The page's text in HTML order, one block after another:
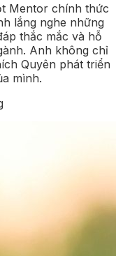
Mentor chính thức
lắng nghe những
thắc mắc và hỗ
Anh không chỉ
Quyên phát triển
mình.